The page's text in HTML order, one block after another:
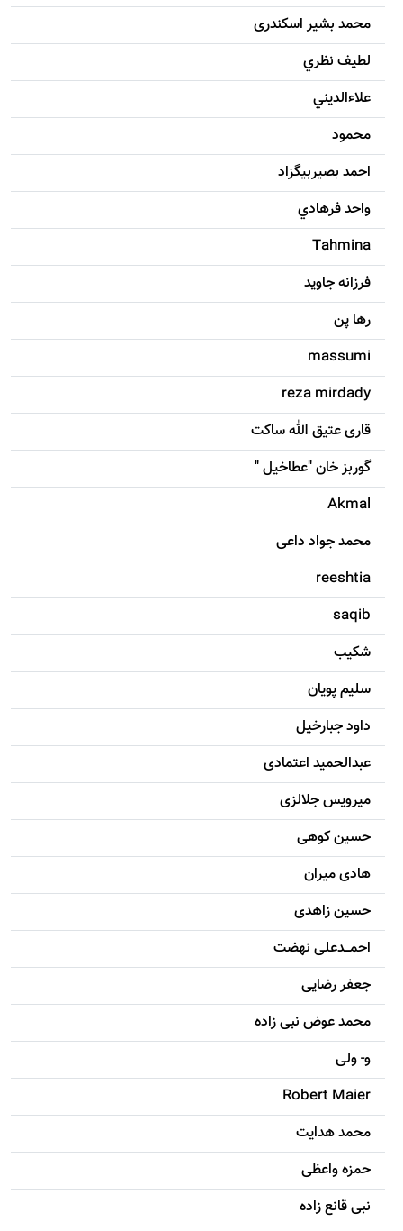
محمد بشیر اسکندری
لطيف نظري
علاءالديني
محمود
احمد بصيربيگزاد
واحد فرهادي
Tahmina
فرزانه جاويد
رها پن
massumi
reza mirdady
قاری عتیق الله ساکت
گوربز خان "عطاخیل "
Akmal
محمد جواد داعی
reeshtia
saqib
شکيب
سليم پویان
داود جبارخیل
عبدالحمید اعتمادی
میرویس جلالزی
حسين کوهی
هادی ميران
حسين زاهدی
احمـــدعلی نهضت
جعفر رضایی
محمد عوض نبی زاده
و- ولی
Robert Maier
محمد هدایت
حمزه واعظی
نبی قانع زاده